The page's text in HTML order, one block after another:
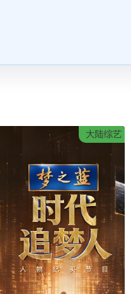
大陆综艺